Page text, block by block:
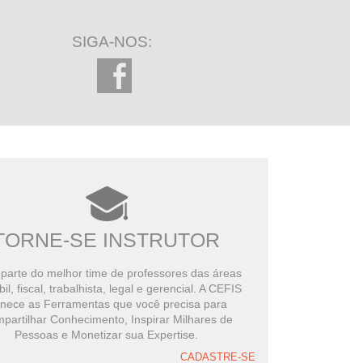
SIGA-NOS:
SE INSTRUTOR
do melhor time de professores das áreas
fiscal, trabalhista, legal e gerencial. A CEFIS
as Ferramentas que você precisa para
Conhecimento, Inspirar Milhares de
Pessoas e Monetizar sua Expertise.
CADASTRE-SE